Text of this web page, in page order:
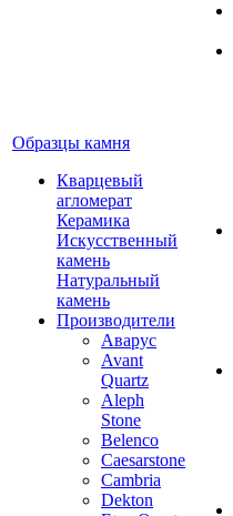
Образцы камня
Кварцевый
агломерат
Керамика
Искусственный
камень
Натуральный
камень
Производители
Аварус
Avant
Quartz
Aleph
Stone
Belenco
Caesarstone
Cambria
Dekton